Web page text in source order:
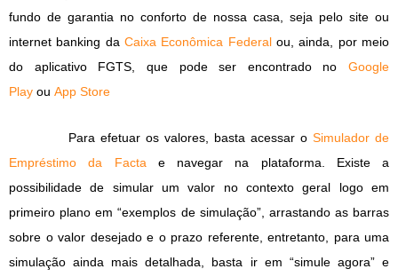
fundo de garantia no conforto de nossa casa, seja pelo site ou
internet banking da Caixa Econômica Federalou, ainda, por meio
do aplicativo FGTS, que pode ser encontrado no Google
Play ou App Store
Para efetuar os valores, basta acessar o Simulador de
Empréstimo da Factae navegar na plataforma. Existe a
possibilidade de simular um valor no contexto geral logo em
primeiro plano em “exemplos de simulação”, arrastando as barras
sobre o valor desejado e o prazo referente, entretanto, para uma
simulação ainda mais detalhada, basta ir em “simule agora” e